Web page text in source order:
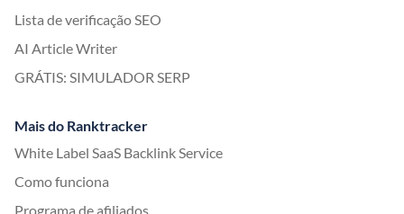
Lista de verificação SEO
AI Article Writer
GRÁTIS: SIMULADOR SERP
Mais do Ranktracker
White Label SaaS Backlink Service
Como funciona
Programa de afiliados